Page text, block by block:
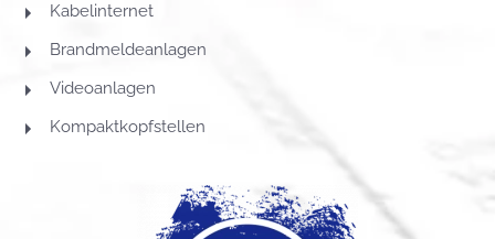
Kabelinternet
Brandmeldeanlagen
Videoanlagen
Kompaktkopfstellen